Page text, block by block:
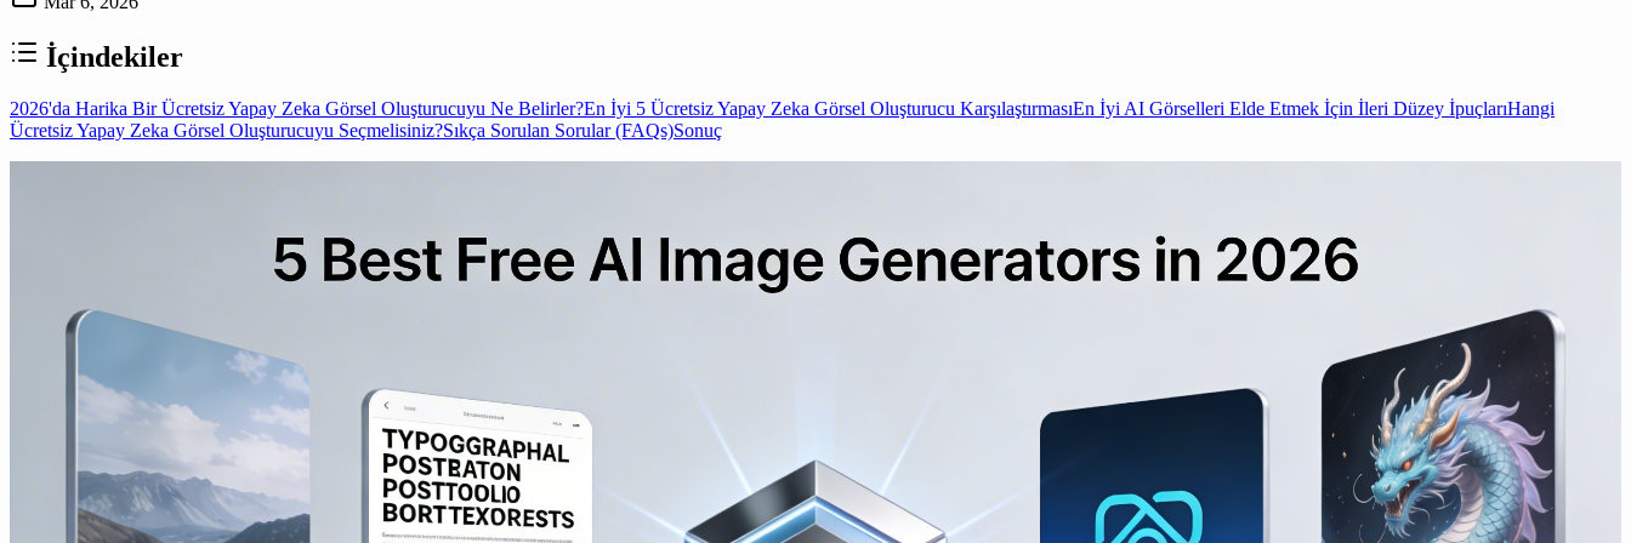
İçindekiler
2026'da Harika Bir Ücretsiz Yapay Zeka Görsel Oluşturucuyu Ne Belirler?En İyi 5 Ücretsiz Yapay Zeka Görsel Oluşturucu KarşılaştırmasıEn İyi AI Görselleri Elde Etmek İçin İleri Düzey İpuçlarıHangi
Ücretsiz Yapay Zeka Görsel Oluşturucuyu Seçmelisiniz?Sıkça Sorulan Sorular (FAQs)Sonuç